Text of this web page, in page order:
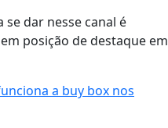
dar nesse canal é
posição de destaque em
a buy box nos